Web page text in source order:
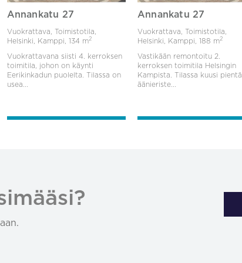
Annankatu 27
Vuokrattava, Toimistotila,
Helsinki, Kamppi, 134 m2
Vuokrattavana siisti 4. kerroksen
toimitila, johon on käynti
Eerikinkadun puolelta. Tilassa on
usea...
Annankatu 27
Vuokrattava, Toimistotila,
Helsinki, Kamppi, 188 m2
Vastikään remontoitu 2.
kerroksen toimitila Helsingin
Kampista. Tilassa kuusi pientä
äänieriste...